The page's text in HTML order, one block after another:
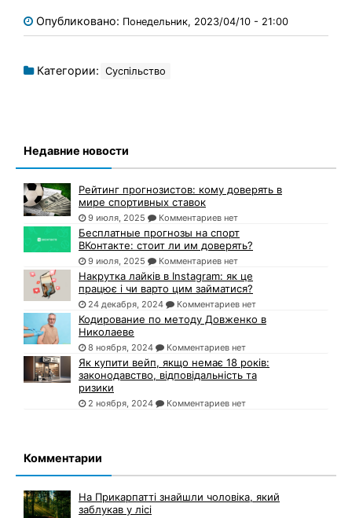
Опубликовано: Понедельник, 2023/04/10 - 21:00
Категории: Суспільство
Недавние новости
Рейтинг прогнозистов: кому доверять в
мире спортивных ставок
9 июля, 2025 Комментариев нет
Бесплатные прогнозы на спорт
ВКонтакте: стоит ли им доверять?
9 июля, 2025 Комментариев нет
Накрутка лайків в Instagram: як це
працює і чи варто цим займатися?
24 декабря, 2024 Комментариев нет
Кодирование по методу Довженко в
Николаеве
8 ноября, 2024 Комментариев нет
Як купити вейп, якщо немає 18 років:
законодавство, відповідальність та
ризики
2 ноября, 2024 Комментариев нет
Комментарии
На Прикарпатті знайшли чоловіка, який
заблукав у лісі